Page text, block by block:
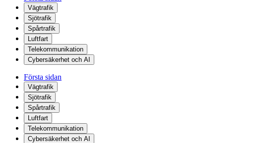
Vägtrafik
Sjötrafik
Spårtrafik
Luftfart
Telekommunikation
Cybersäkerhet och AI
Första sidan
Vägtrafik
Sjötrafik
Spårtrafik
Luftfart
Telekommunikation
Cybersäkerhet och AI